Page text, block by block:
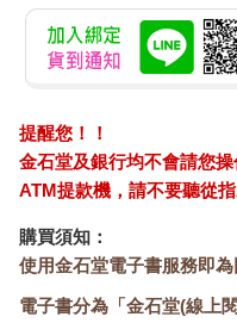
感。從Debra Bruce的故事
本的決定，到Gloria Naylor
貧窮和家庭衝突，再到
裡裝著胚胎的那個人，因為
決定活下去的是這個心智、
Caitlin McDonnell所寫的：
多少搖擺不定與自相矛盾，
「身體」主要探討人工流產
性，卻又因時代與文化而呈
歌謠〈譚林〉中，女主角「
說起。從林玉玲描寫1970
提醒您！！
金石堂及銀行均不會請您
ATM提款機，請不要聽從
購買須知：
使用金石堂電子書服務即為
電子書分為「金石堂(線上